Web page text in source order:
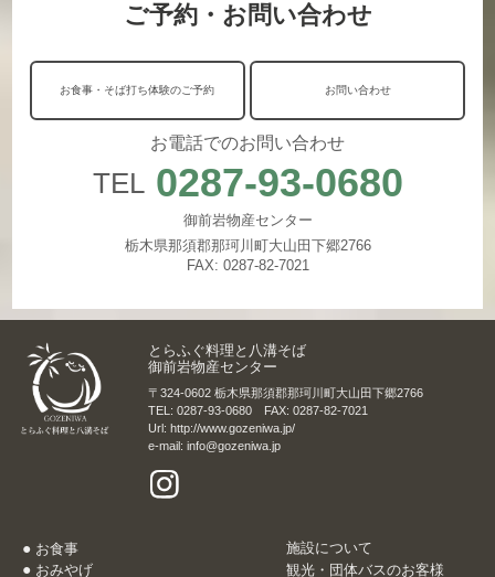
ご予約・お問い合わせ
お食事・そば打ち体験のご予約 お問い合わせ
お電話でのお問い合わせ
TEL 0287-93-0680
御前岩物産センター
栃木県那須郡那珂川町大山田下郷2766
FAX: 0287-82-7021
とらふぐ料理と八溝そば
御前岩物産センター
〒324-0602 栃木県那須郡那珂川町大山田下郷2766
TEL: 0287-93-0680 FAX: 0287-82-7021
Url: http://www.gozeniwa.jp/
e-mail: info@gozeniwa.jp
お食事
おみやげ
施設について
観光・団体バスのお客様